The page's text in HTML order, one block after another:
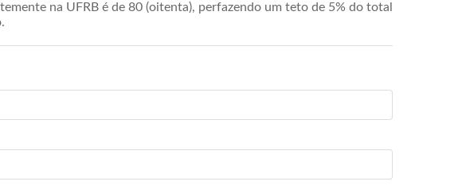
na UFRB é de 80 (oitenta), perfazendo um teto de 5% do total